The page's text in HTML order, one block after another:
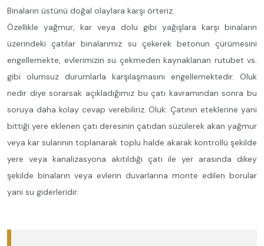
Binaların üstünü doğal olaylara karşı örteriz.
Özellikle yağmur, kar veya dolu gibi yağışlara karşı binaların
üzerindeki çatılar binalarımız su çekerek betonun çürümesini
engellemekte, evlerimizin su çekmeden kaynaklanan rutubet vs.
gibi olumsuz durumlarla karşılaşmasını engellemektedir. Oluk
nedir diye sorarsak açıkladığımız bu çatı kavramından sonra bu
soruya daha kolay cevap verebiliriz. Oluk: Çatının eteklerine yani
bittiği yere eklenen çatı deresinin çatıdan süzülerek akan yağmur
veya kar sularının toplanarak toplu halde akarak kontrollü şekilde
yere veya kanalizasyona akıtıldığı çatı ile yer arasında dikey
şekilde binaların veya evlerin duvarlarına monte edilen borular
yani su giderleridir.